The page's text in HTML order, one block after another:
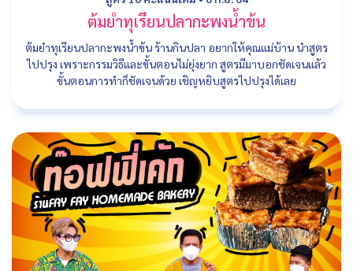
ต้มยำทุเรียนปลากะพงน้ำข้น
ต้มยำทุเรียนปลากะพงน้ำข้น ร้านกินปลา อยากให้คุณแม่บ้าน นำสูตร
ไปปรุง เพราะกรรมวิธีและขั้นตอนไม่ยุ่งยาก สูตรมีมาบอกชัดเจนแล้ว
ขั้นตอนการทำก็ชัดเจนด้วย เชิญหยิบสูตรไปปรุงได้เลย